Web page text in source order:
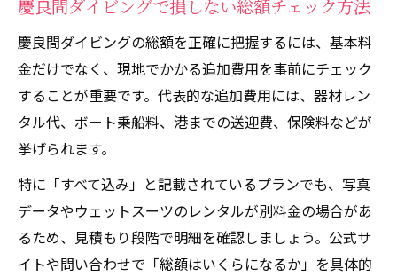
慶良間ダイビング選びで失敗しない比較方
法
口コミを活用した慶良間ダイビングショッ
プ選定術
初心者必見の納得できる費用ポイント解説
満足度重視の慶良間ダイビングプランの選
び方
家族連れに最適な慶良間ダイビング費用の
見極め方
慶良間ダイビングで損しない総額チェック方法
慶良間ダイビングの総額を正確に把握するには、基本料
金だけでなく、現地でかかる追加費用を事前にチェック
することが重要です。代表的な追加費用には、器材レン
タル代、ボート乗船料、港までの送迎費、保険料などが
挙げられます。
特に「すべて込み」と記載されているプランでも、写真
データやウェットスーツのレンタルが別料金の場合があ
るため、見積もり段階で明細を確認しましょう。公式サ
イトや問い合わせで「総額はいくらになるか」を具体的